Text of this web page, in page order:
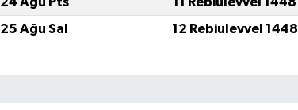
25 Ağu Sal
12 Rebiulevvel 1448